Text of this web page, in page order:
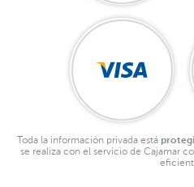
Toda la información privada está
se realiza con el servicio de Cajamar